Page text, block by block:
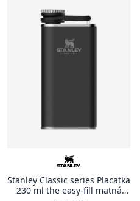
Stanley Classic series Placatka
230 ml the easy-fill matná